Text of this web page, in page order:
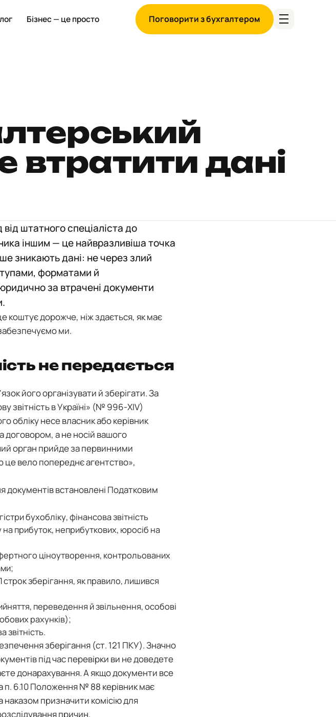
Бізнес — це просто Поговорити з бухгалтером
втратити дані
штатного спеціаліста до
іншим — це найвразливіша точка
зникають дані: не через злий
форматами й
за втрачені документи
дорожче, ніж здається, як має
ми.
не передається
його організувати й зберігати. За
звітність в Україні» (№ 996-XIV)
обліку несе власник або керівник
договором, а не носій вашого
орган прийде за первинними
це вело попереднє агентство»,
документів встановлені Податковим
бухобліку, фінансова звітність
на прибуток, неприбуткових, юросіб на
ціноутворення, контрольованих
зберігання, як правило, лишився
переведення й звільнення, особові
рахунків);
звітність.
зберігання (ст. 121 ПКУ). Значно
під час перевірки ви не доведете
донарахування. А якщо документи все
п. 6.10 Положення № 88 керівник має
призначити комісію для
причин.